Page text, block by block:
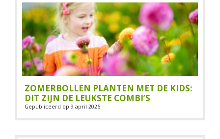
ZOMERBOLLEN PLANTEN MET DE KIDS:
DIT ZIJN DE LEUKSTE COMBI’S
Gepubliceerd op 9 april 2026